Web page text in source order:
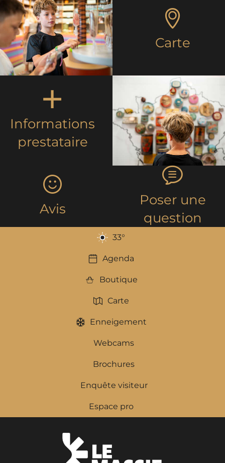
Carte
Informations
prestataire
Avis
Poser une
question
33°
Agenda
Boutique
Carte
Enneigement
Webcams
Brochures
Enquête visiteur
Espace pro